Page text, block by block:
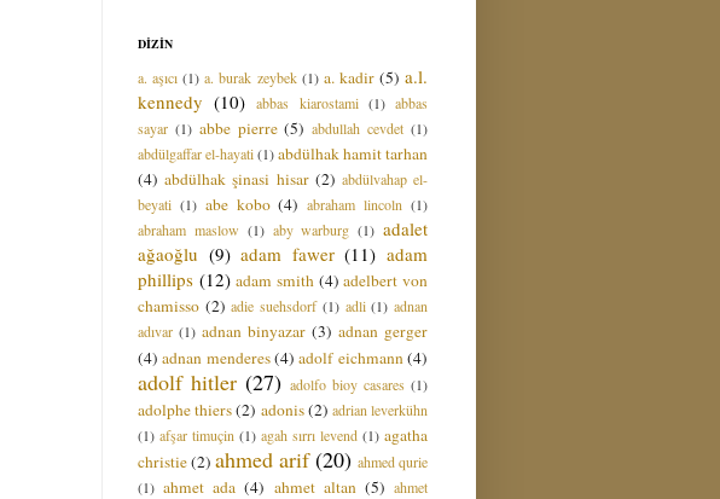
DİZİN
a. aşıcı (1) a. burak zeybek (1) a. kadir (5) a.l.
kennedy (10) abbas kiarostami (1) abbas
sayar (1) abbe pierre (5) abdullah cevdet (1)
abdülgaffar el-hayati(1)abdülhak hamit tarhan
(4) abdülhak şinasi hisar (2) abdülvahap el-
beyati (1) abe kobo (4) abraham lincoln (1)
abraham maslow (1) aby warburg (1) adalet
ağaoğlu (9) adam fawer (11) adam
phillips (12) adam smith (4) adelbert von
chamisso (2) adie suehsdorf (1) adli (1) adnan
adıvar (1) adnan binyazar (3) adnan gerger
(4) adnan menderes(4) adolf eichmann (4)
adolf hitler (27) adolfo bioy casares (1)
adolphe thiers(2) adonis(2) adrian leverkühn
(1) afşar timuçin (1) agah sırrı levend (1) agatha
christie(2) ahmed arif (20) ahmed qurie
(1) ahmet ada (4) ahmet altan (5) ahmet